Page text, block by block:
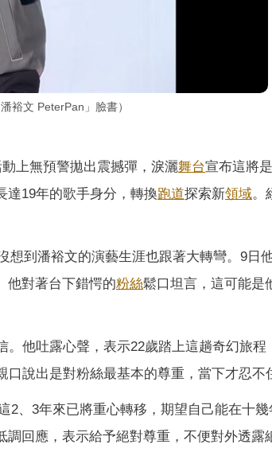
裕文 PeterPan」臉書）
動上無預警拋出震撼彈，淚灑舞台宣布這將是
達19年的歌手身分，轉換跑道探索新領域。
想到潘裕文的演藝生涯也跟著大轉彎。9日
他對著台下錯愕的粉絲鬆口坦言，這可能是
他吐露心聲，表示22歲踏上這趟奇幻旅程
說出是對粉絲最基本的尊重，當下才忍不
2、3年來已將重心轉移，期望自己能在十
回應，表示給予絕對尊重，不便對外透露